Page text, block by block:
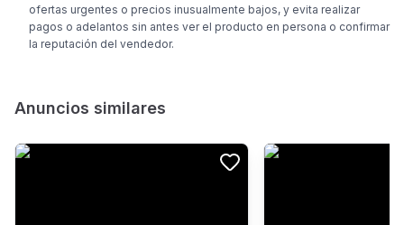
ofertas urgentes o precios inusualmente bajos, y evita realizar
pagos o adelantos sin antes ver el producto en persona o confirmar
la reputación del vendedor.
Anuncios similares